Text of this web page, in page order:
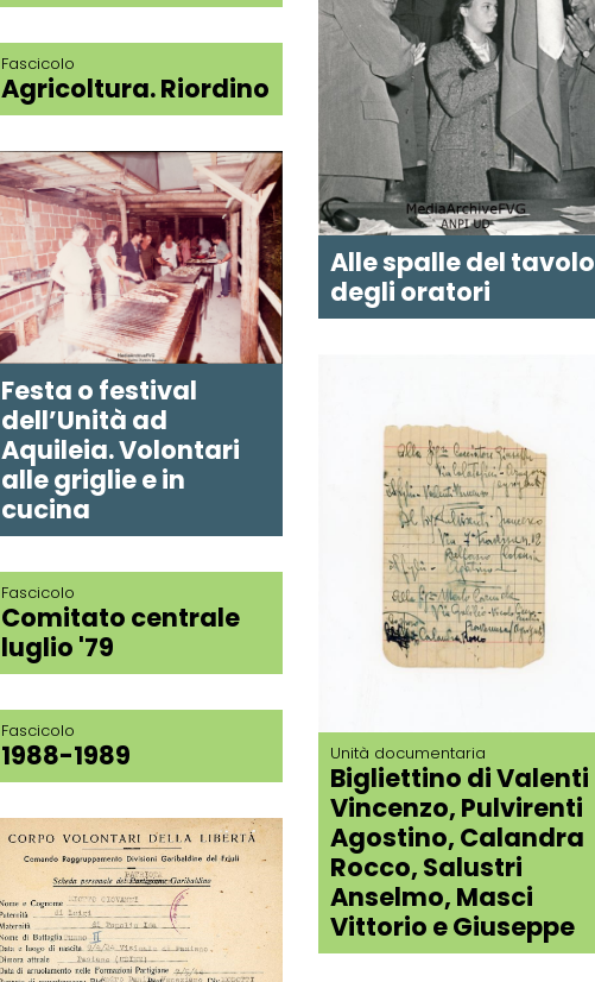
Alle spalle del tavolo
degli oratori
Fascicolo
Agricoltura. Riordino
Festa o festival
dell’Unità ad
Aquileia. Volontari
alle griglie e in
cucina
Unità documentaria
Bigliettino di Valenti
Vincenzo, Pulvirenti
Agostino, Calandra
Rocco, Salustri
Anselmo, Masci
Vittorio e Giuseppe
Fascicolo
Comitato centrale
luglio '79
Fascicolo
1988-1989